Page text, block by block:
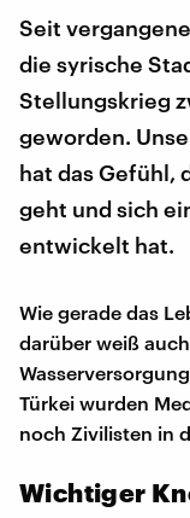
Seit
die syrische
Stellungskrieg
geworden.
hat das Gefühl,
geht und sich
entwickelt hat.
Wie gerade das
darüber weiß
Türkei wurden
noch Zivilisten in
Wichtiger